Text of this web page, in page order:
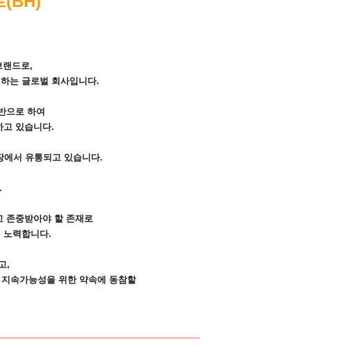
랜드로,
는 글로벌 회사입니다.
으로 하여
고 있습니다.
에서 유통되고 있습니다.
존중받아야 할 존재로
노력합니다.
,
속가능성을 위한 약속에 동참할